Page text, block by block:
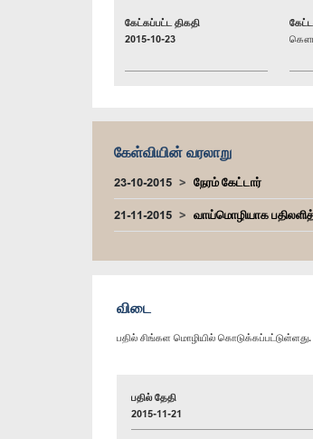
கேட்கப்பட்ட திகதி
2015-10-23
கேள்வியின் வரலாறு
23-10-2015
நேரம் கேட்டார்
21-11-2015
வாய்மொழியாக
விடை
பதில் சிங்கள மொழியில் கொடுக்கப்பட்டுள்ளது.
பதில் தேதி
2015-11-21